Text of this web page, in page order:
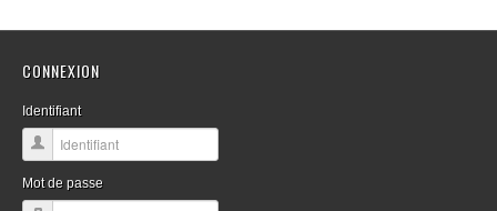
CONNEXION
Identifiant
Mot de passe